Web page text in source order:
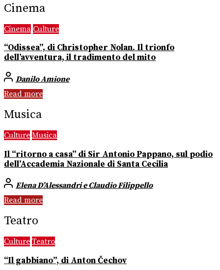
Cinema
Cinema Culture
“Odissea”, di Christopher Nolan. Il trionfo
dell’avventura, il tradimento del mito
Danilo Amione
Read more
Musica
Culture Musica
Il “ritorno a casa” di Sir Antonio Pappano, sul podio
dell’Accademia Nazionale di Santa Cecilia
Elena D’Alessandri e Claudio Filippello
Read more
Teatro
Culture Teatro
“Il gabbiano”, di Anton Čechov